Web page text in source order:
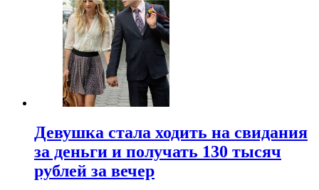
Девушка стала ходить на свидания
за деньги и получать 130 тысяч
рублей за вечер